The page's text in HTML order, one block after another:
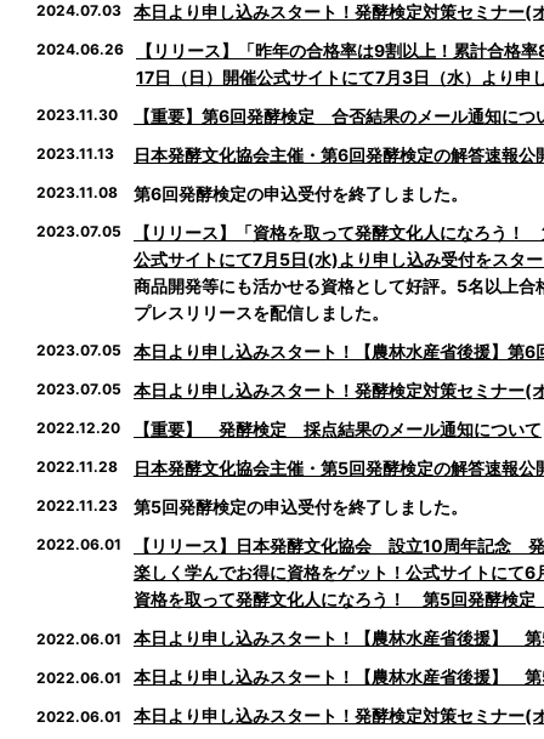
2024.07.03 本日より申し込みスタート！発酵検定対策セミナー
2024.06.26
【リリース】「昨年の合格率は9割以上！累計合
17日（日）開催公式サイトにて7月3日（水）より
2023.11.30 【重要】第6回発酵検定 合否結果のメール通知につ
2023.11.13 日本発酵文化協会主催・第6回発酵検定の解答速報公
2023.11.08 第6回発酵検定の申込受付を終了しました。
2023.07.05
【リリース】「資格を取って発酵文化人になろう
公式サイトにて7月5日(水)より申し込み受付をスタ
商品開発等にも活かせる資格として好評。5名以上
プレスリリースを配信しました。
2023.07.05 本日より申し込みスタート！【農林水産省後援】
2023.07.05 本日より申し込みスタート！発酵検定対策セミナー
2022.12.20 【重要】 発酵検定 採点結果のメール通知について
2022.11.28 日本発酵文化協会主催・第5回発酵検定の解答速報公
2022.11.23 第5回発酵検定の申込受付を終了しました。
2022.06.01
【リリース】日本発酵文化協会 設立10周年記念
楽しく学んでお得に資格をゲット！公式サイトにて
資格を取って発酵文化人になろう！ 第5回発酵検
2022.06.01 本日より申し込みスタート！【農林水産省後援】
2022.06.01 本日より申し込みスタート！【農林水産省後援】
2022.06.01 本日より申し込みスタート！発酵検定対策セミナー